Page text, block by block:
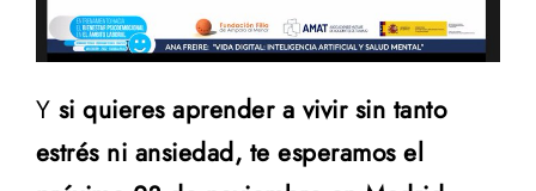
Y si quieres aprender a vivir sin tanto
estrés ni ansiedad, te esperamos el